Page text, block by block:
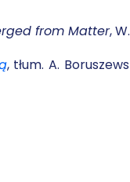
from Matter,
, tłum. A.